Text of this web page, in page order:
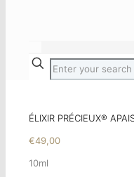
ÉLIXIR PRÉCIEUX®
€49,00
10ml